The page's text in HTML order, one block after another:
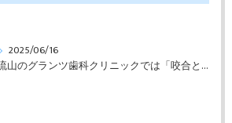
2025/06/16
流山のグランツ歯科クリニックでは「咬合と審美」に特化した「補綴専門医」による診断・治療が受けられます。